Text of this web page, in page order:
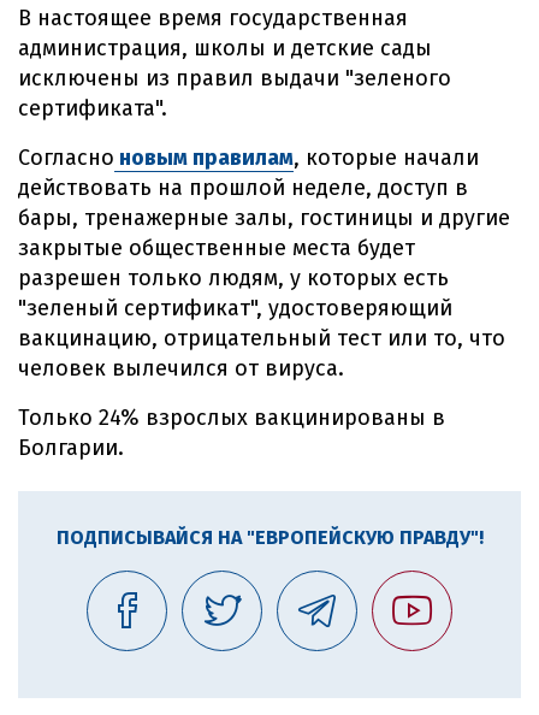
В настоящее время государственная
администрация, школы и детские сады
исключены из правил выдачи "зеленого
сертификата".
Согласно новым правилам, которые начали
действовать на прошлой неделе, доступ в
бары, тренажерные залы, гостиницы и другие
закрытые общественные места будет
разрешен только людям, у которых есть
"зеленый сертификат", удостоверяющий
вакцинацию, отрицательный тест или то, что
человек вылечился от вируса.
Только 24% взрослых вакцинированы в
Болгарии.
ПОДПИСЫВАЙСЯ НА "ЕВРОПЕЙСКУЮ ПРАВДУ"!